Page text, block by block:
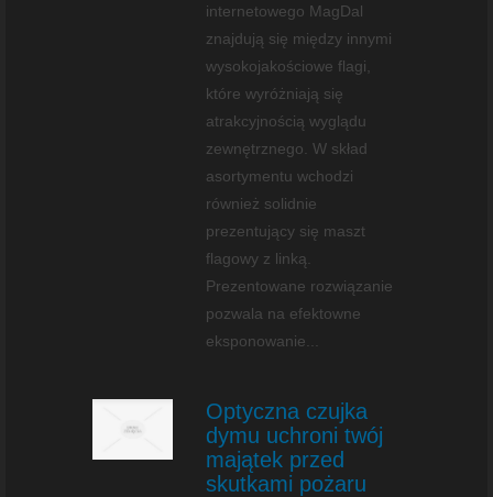
internetowego MagDal
znajdują się między innymi
wysokojakościowe flagi,
które wyróżniają się
atrakcyjnością wyglądu
zewnętrznego. W skład
asortymentu wchodzi
również solidnie
prezentujący się maszt
flagowy z linką.
Prezentowane rozwiązanie
pozwala na efektowne
eksponowanie...
Optyczna czujka
dymu uchroni twój
majątek przed
skutkami pożaru